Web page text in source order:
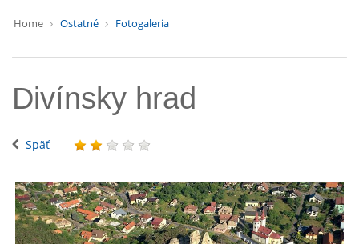
Home Ostatné Fotogaleria
Divínsky hrad
Späť